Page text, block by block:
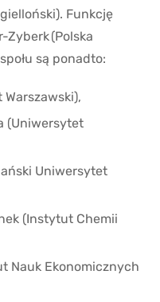
Funkcję
Zyberk (Polska
są ponadto:
(Uniwersytet
Uniwersytet
(Instytut Chemii
Nauk Ekonomicznych